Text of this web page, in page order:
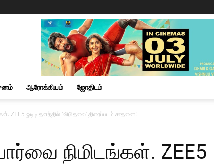
ஆரோக்கியம் ஜோதிடம்
ZEE5 ஓடிடி தளத்தில் ‘விடுதலை’ திரைப்படம் சாதனை!
நிமிடங்கள். ZEE5